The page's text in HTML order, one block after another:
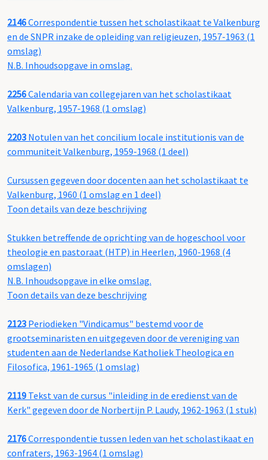
2146Correspondentie tussen het scholastikaat te Valkenburg
en de SNPR inzake de opleiding van religieuzen, 1957-1963 (1
omslag)
N.B. Inhoudsopgave in omslag.
2256Calendaria van collegejaren van het scholastikaat
Valkenburg, 1957-1968 (1 omslag)
2203 Notulen van het concilium locale institutionis van de
communiteit Valkenburg, 1959-1968 (1 deel)
Cursussen gegeven door docenten aan het scholastikaat te
Valkenburg, 1960 (1 omslag en 1 deel)
Toon details van deze beschrijving
Stukken betreffende de oprichting van de hogeschool voor
theologie en pastoraat (HTP) in Heerlen, 1960-1968 (4
omslagen)
N.B. Inhoudsopgave in elke omslag.
Toon details van deze beschrijving
2123 Periodieken "Vindicamus" bestemd voor de
grootseminaristen en uitgegeven door de vereniging van
studenten aan de Nederlandse Katholiek Theologica en
Filosofica, 1961-1965 (1 omslag)
2119 Tekst van de cursus "inleiding in de eredienst van de
Kerk" gegeven door de Norbertijn P. Laudy, 1962-1963 (1 stuk)
2176Correspondentie tussen leden van het scholastikaat en
confraters, 1963-1964 (1 omslag)